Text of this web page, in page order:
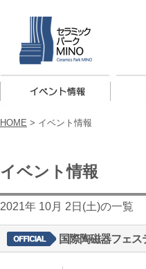
HOME > イベント情報
イベント情報
2021年 10月 2日(土)の一覧
国際陶磁器フェス